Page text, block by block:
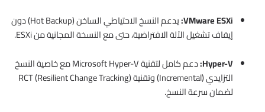
VMware ESXi:
يدعم النسخ الاحتياطي الساخن (Hot Backup) دون
إيقاف تشغيل الآلة الافتراضية، حتى مع النسخة المجانية من ESXi.
Hyper-V:
دعم كامل لتقنية Microsoft Hyper-V مع خاصية النسخ
التزايدي (Incremental) وتقنية RCT (Resilient Change Tracking)
لضمان سرعة النسخ.